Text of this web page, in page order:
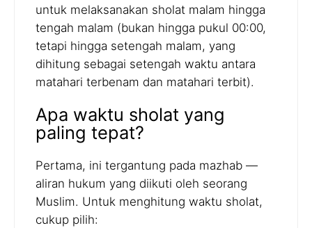
untuk melaksanakan sholat malam hingga
tengah malam (bukan hingga pukul 00:00,
tetapi hingga setengah malam, yang
dihitung sebagai setengah waktu antara
matahari terbenam dan matahari terbit).
Apa waktu sholat yang
paling tepat?
Pertama, ini tergantung pada mazhab —
aliran hukum yang diikuti oleh seorang
Muslim. Untuk menghitung waktu sholat,
cukup pilih: